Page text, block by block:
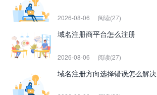
2026-08-06 阅读(27)
域名注册商平台怎么注册
2026-08-06 阅读(27)
域名注册方向选择错误怎么解决